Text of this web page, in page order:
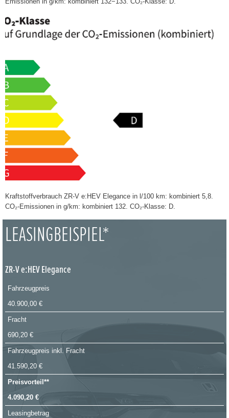
Kraftstoffverbrauch ZR-V e:HEV Elegance in l/100 km: kombiniert 5,8.
CO₂-Emissionen in g/km: kombiniert 132. CO₂-Klasse: D.
LEASINGBEISPIEL*
ZR-V e:HEV Elegance
Fahrzeugpreis
40.900,00 €
Fracht
690,20 €
Fahrzeugpreis inkl. Fracht
41.590,20 €
Preisvorteil**
4.090,20 €
Leasingbetrag